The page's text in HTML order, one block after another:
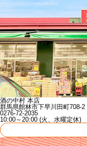
酒の中村 本店
群馬県館林市下早川田町708-2
0276-72-2035
10:00～20:00 (火、水曜定休)